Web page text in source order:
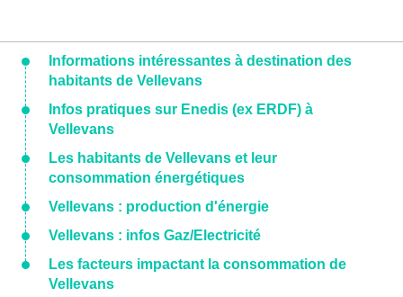
Informations intéressantes à destination des
habitants de Vellevans
Infos pratiques sur Enedis (ex ERDF) à
Vellevans
Les habitants de Vellevans et leur
consommation énergétiques
Vellevans : production d'énergie
Vellevans : infos Gaz/Electricité
Les facteurs impactant la consommation de
Vellevans